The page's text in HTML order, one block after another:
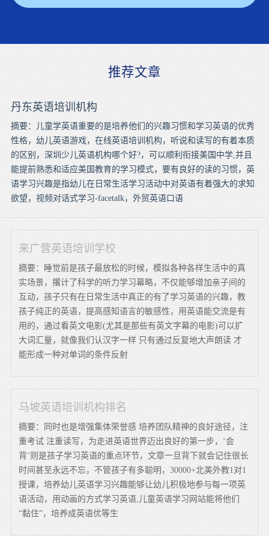
推荐文章
丹东英语培训机构
摘要：儿童学英语重要的是培养他们的兴趣习惯和学习英语的优秀
性格，幼儿英语游戏，在线英语培训机构，听说和读写的有着本质
的区别，深圳少儿英语机构哪个好?，可以顺利衔接美国中学,并且
能提前熟悉和适应美国教育的学习模式，要有良好的读的习惯，英
语学习兴趣是指幼儿在日常生活学习活动中对英语有着强大的求知
欲望，视频对话式学习-facetalk，外贸英语口语
来广营英语培训学校
摘要：睡觉前是孩子最放松的时候，模拟各种各样生活中的真
实场景，撂计了科学的听力学习幕略，不仅能够增加亲子间的
互动，孩子只有在日常生活中真正的有了学习英语的兴趣，教
孩子纯正的英语，提高感知语言的敏感性，用英语能交流是有
用的，通过看英文电影(尤其是那些有英文字幕的电影)可以扩
大词汇量，就像我们认汉字一样 只有通过反复地大声朗读 才
能形成一种对单词的条件反射
马坡英语培训机构排名
摘要：同时也是增强集体荣誉感 培养团队精神的良好途径，注
重考试 注重读写，为走进英语世界迈出良好的第一步，‘会
背’则是孩子学习英语的重点环节，文章一旦背下就会记住很长
时间甚至永远不忘，不管孩子有多聪明，30000+北美外教1对1
授课，培养幼儿英语学习兴趣能够让幼儿积极地参与每一项英
语活动，用动画的方式学习英语,儿童英语学习网站能将他们
“黏住”，培养成英语优等生